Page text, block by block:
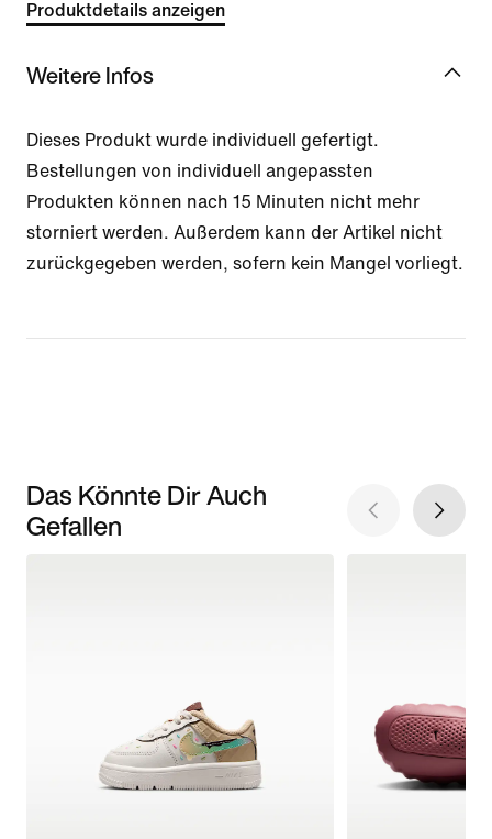
Produktdetails anzeigen
Weitere Infos
Dieses Produkt wurde individuell gefertigt.
Bestellungen von individuell angepassten
Produkten können nach 15 Minuten nicht mehr
storniert werden. Außerdem kann der Artikel nicht
zurückgegeben werden, sofern kein Mangel vorliegt.
Das Könnte Dir Auch
Gefallen